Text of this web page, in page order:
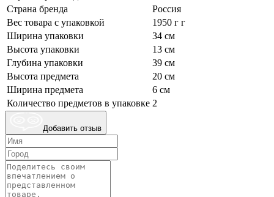
Страна бренда
Россия
Вес товара с упаковкой
1950 г г
Ширина упаковки
34 см
Высота упаковки
13 см
Глубина упаковки
39 см
Высота предмета
20 см
Ширина предмета
6 см
Количество предметов в упаковке 2
Добавить отзыв